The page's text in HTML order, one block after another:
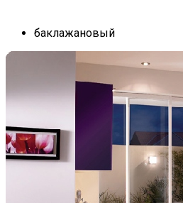
баклажановый